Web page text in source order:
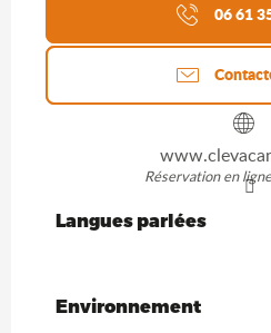
06 61
Réservation en
Langues parlées
Langues parlées
Environnement
Environnement